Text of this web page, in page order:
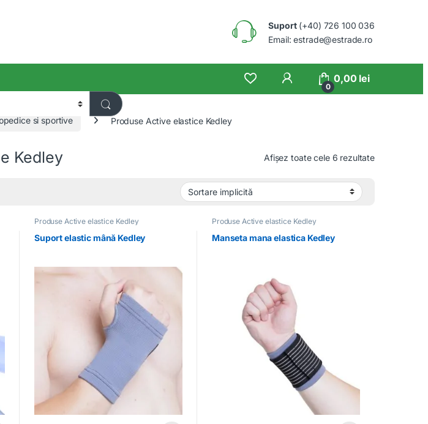
Suport(+40) 726 100 036
Email: estrade@estrade.ro
0
0,00 lei
si sportive Produse Active elastice Kedley
Kedley Afișez toate cele 6 rezultate
Produse Active elastice Kedley
Suport elastic mână Kedley
Produse Active elastice Kedley
Manseta mana elastica Kedley